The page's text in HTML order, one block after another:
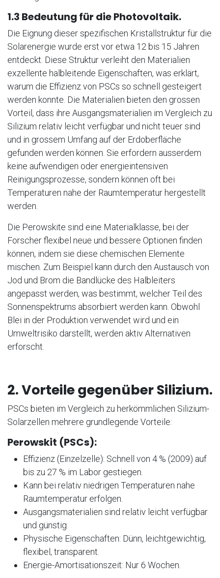
1.3 Bedeutung für die Photovoltaik.
Die Eignung dieser spezifischen Kristallstruktur für die
Solarenergie wurde erst vor etwa 12 bis 15 Jahren
entdeckt. Diese Struktur verleiht den Materialien
exzellente halbleitende Eigenschaften, was erklärt,
warum die Effizienz von PSCs so schnell gesteigert
werden konnte. Die Materialien bieten den grossen
Vorteil, dass ihre Ausgangsmaterialien im Vergleich zu
Silizium relativ leicht verfügbar und nicht teuer sind
und in grossem Umfang auf der Erdoberfläche
gefunden werden können. Sie erfordern ausserdem
keine aufwendigen oder energieintensiven
Reinigungsprozesse, sondern können oft bei
Temperaturen nahe der Raumtemperatur hergestellt
werden.
Die Perowskite sind eine Materialklasse, bei der
Forscher flexibel neue und bessere Optionen finden
können, indem sie diese chemischen Elemente
mischen. Zum Beispiel kann durch den Austausch von
Jod und Brom die Bandlücke des Halbleiters
angepasst werden, was bestimmt, welcher Teil des
Sonnenspektrums absorbiert werden kann. Obwohl
Blei in der Produktion verwendet wird und ein
Umweltrisiko darstellt, werden aktiv Alternativen
erforscht.
2. Vorteile gegenüber Silizium.
PSCs bieten im Vergleich zu herkömmlichen Silizium-
Solarzellen mehrere grundlegende Vorteile:
Perowskit (PSCs):
Effizienz (Einzelzelle): Schnell von 4 % (2009) auf
bis zu 27 % im Labor gestiegen.
Kann bei relativ niedrigen Temperaturen nahe
Raumtemperatur erfolgen.
Ausgangsmaterialien sind relativ leicht verfügbar
und günstig.
Physische Eigenschaften: Dünn, leichtgewichtig,
flexibel, transparent.
Energie-Amortisationszeit: Nur 6 Wochen.